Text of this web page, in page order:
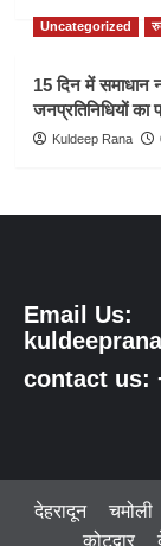
Uncategorized
15 दिन में समाधान
जनप्रतिनिधियों
Kuldeep Rana
Email Us:
contact us:
देहरादून चमोली
कोटद्वार